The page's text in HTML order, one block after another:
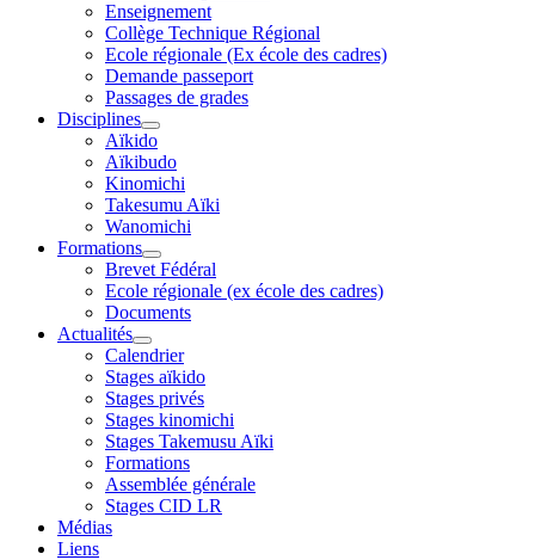
Enseignement
Collège Technique Régional
Ecole régionale (Ex école des cadres)
Demande passeport
Passages de grades
Disciplines
Aïkido
Aïkibudo
Kinomichi
Takesumu Aïki
Wanomichi
Formations
Brevet Fédéral
Ecole régionale (ex école des cadres)
Documents
Actualités
Calendrier
Stages aïkido
Stages privés
Stages kinomichi
Stages Takemusu Aïki
Formations
Assemblée générale
Stages CID LR
Médias
Liens